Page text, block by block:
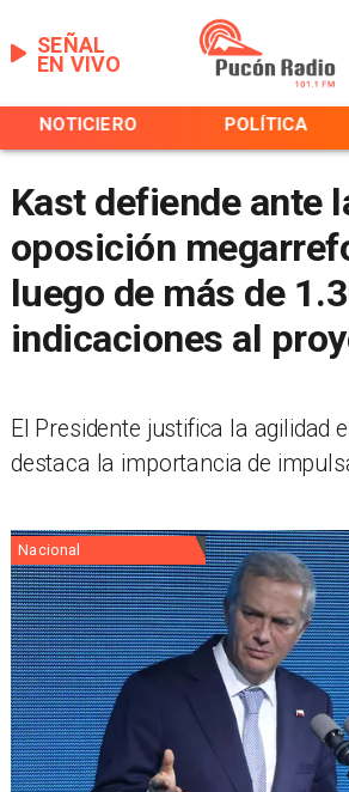
EN VIVO
SEÑAL
NOTICIERO POLÍTICA
Kast defiende ante
oposición
luego de más de
indicaciones al
El Presidente justifica la agilidad
destaca la importancia de
Nacional